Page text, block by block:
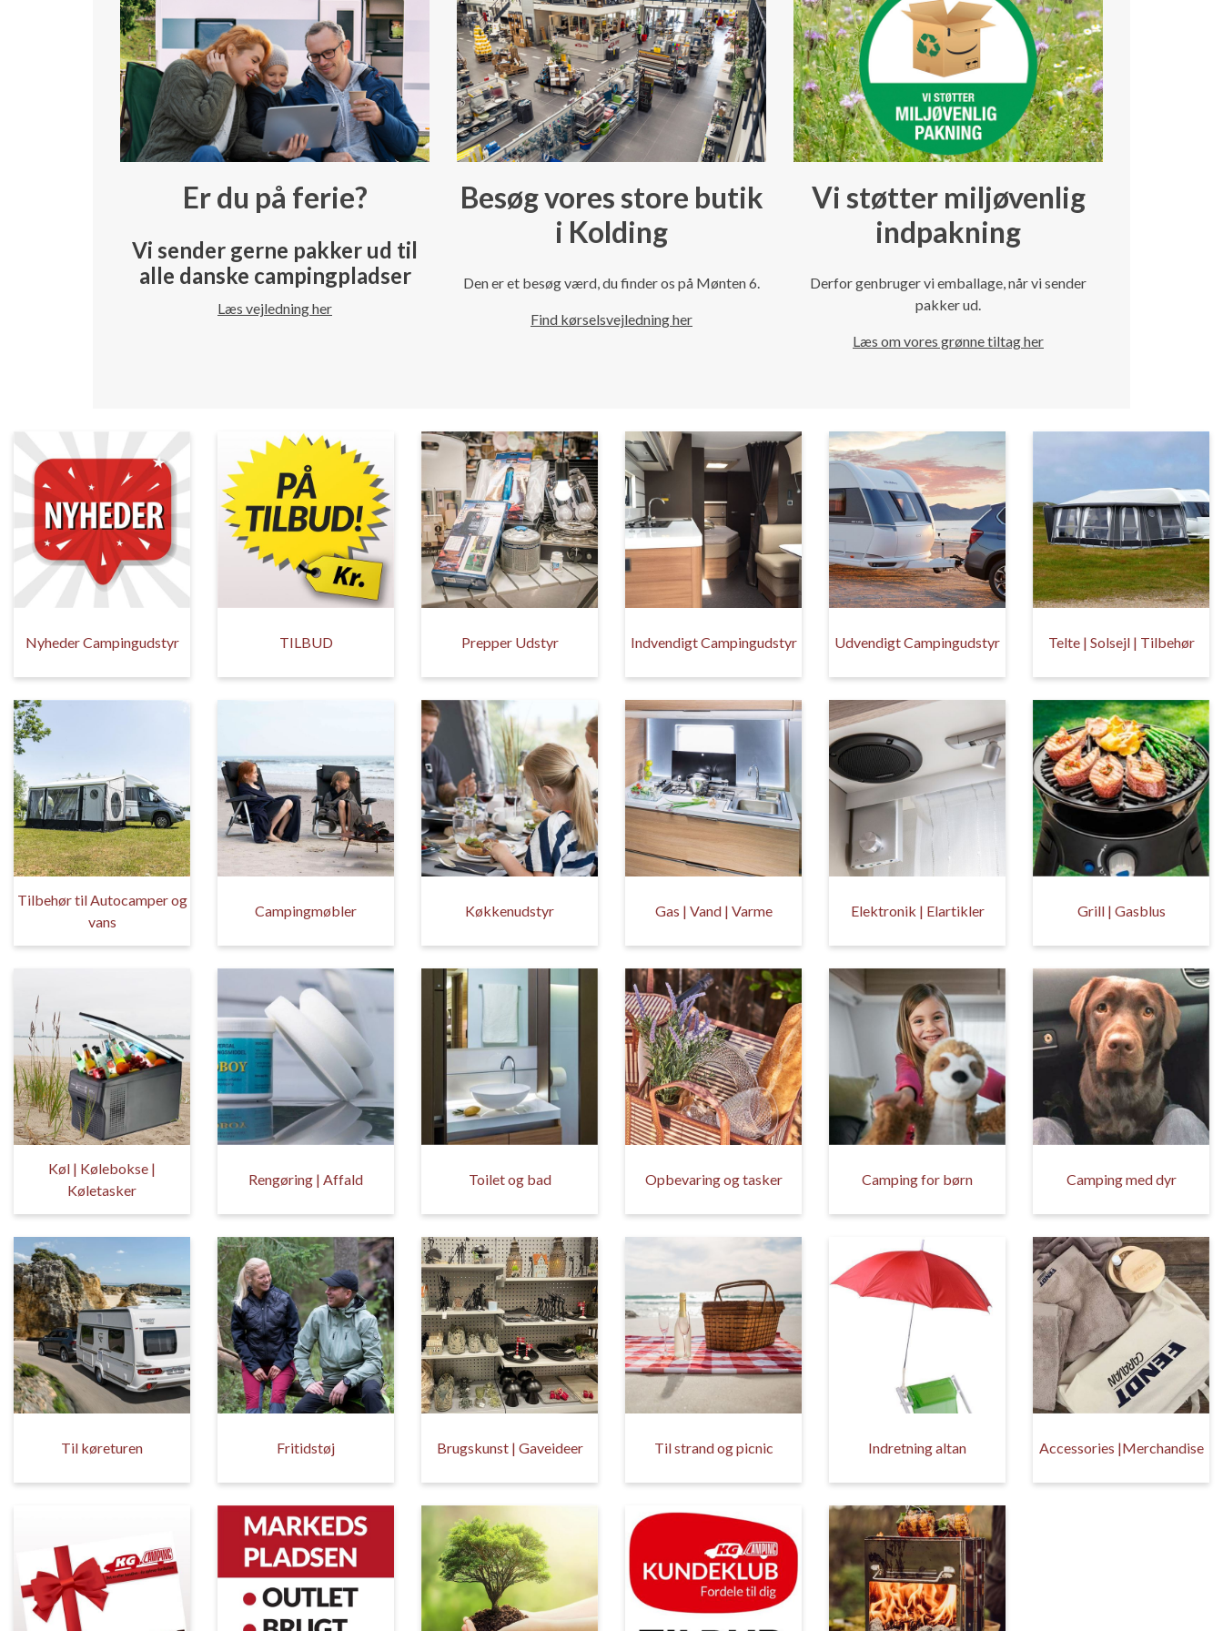
Er du på ferie?
Vi sender gerne pakker ud til
alle danske campingpladser
Læs vejledning her
Besøg vores store butik
i Kolding
Den er et besøg værd, du finder os på Mønten 6.
Find kørselsvejledning her
Vi støtter miljøvenlig
indpakning
Derfor genbruger vi emballage, når vi sender
pakker ud.
Læs om vores grønne tiltag her
Nyheder Campingudstyr TILBUD Prepper Udstyr Indvendigt Campingudstyr Udvendigt Campingudstyr Telte | Solsejl | Tilbehør
Tilbehør til Autocamper og
vans
Campingmøbler Køkkenudstyr Gas | Vand | Varme Elektronik | Elartikler Grill | Gasblus
Køl | Kølebokse |
Køletasker
Rengøring | Affald Toilet og bad Opbevaring og tasker Camping for børn Camping med dyr
Til køreturen Fritidstøj Brugskunst | Gaveideer Til strand og picnic Indretning altan Accessories |Merchandise